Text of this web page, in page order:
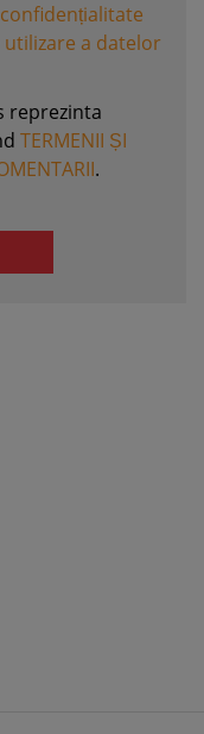
utilizare a datelor
reprezinta
TERMENII ȘI
.